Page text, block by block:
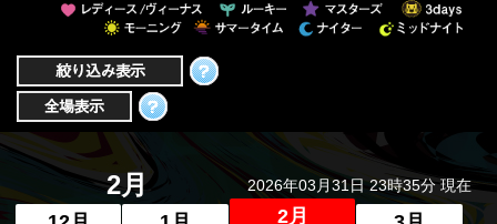
者関
総合
払戻
2月
2月
2026年03月31日 23時35分 現在